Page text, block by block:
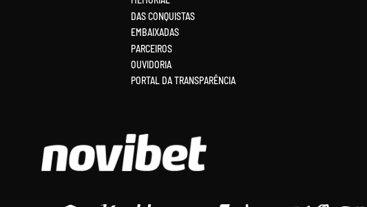
DAS CONQUISTAS
EMBAIXADAS
PARCEIROS
OUVIDORIA
PORTAL DA TRANSPARÊNCIA